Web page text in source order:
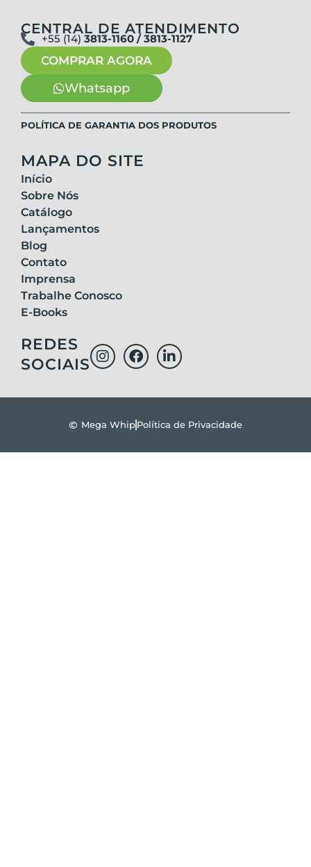
CENTRAL DE ATENDIMENTO
+55 (14) 3813-1160 / 3813-1127
COMPRAR AGORA
Whatsapp
POLÍTICA DE GARANTIA DOS PRODUTOS
MAPA DO SITE
Início
Sobre Nós
Catálogo
Lançamentos
Blog
Contato
Imprensa
Trabalhe Conosco
E-Books
REDES
SOCIAIS
Mega WhipPolítica de Privacidade